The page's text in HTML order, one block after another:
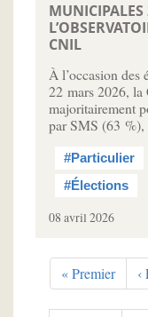
CNIL
À l’occasion des
22 mars 2026,
majoritairement
par SMS (63
#Particulier
#Élections
08 avril 2026
Pagination
Première
page
« Premier ‹